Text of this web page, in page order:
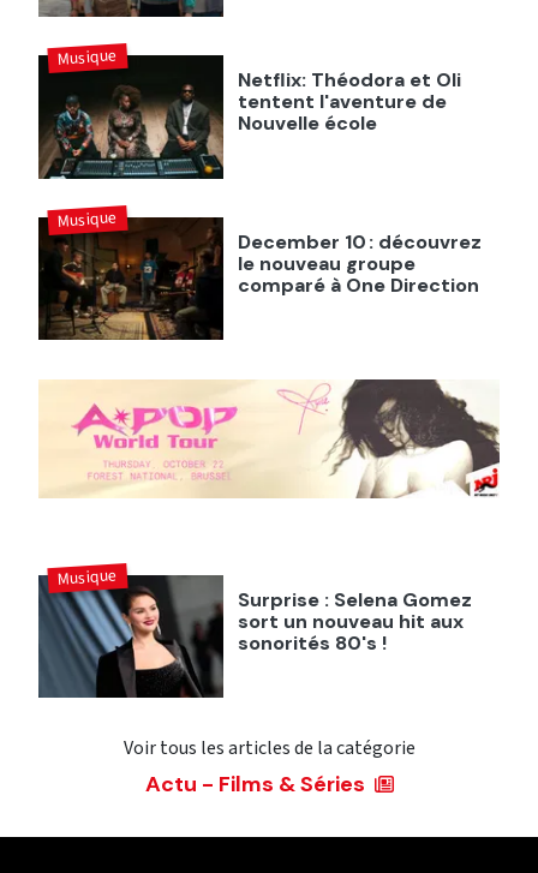
Netflix: Théodora et Oli
tentent l'aventure de
Nouvelle école
Musique
December 10 : découvrez
le nouveau groupe
comparé à One Direction
Musique
Surprise : Selena Gomez
sort un nouveau hit aux
sonorités 80's !
Musique
Voir tous les articles de la catégorie
Actu - Films & Séries